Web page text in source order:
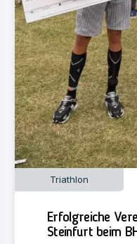
Triathlon
Erfolgreiche
Steinfurt beim